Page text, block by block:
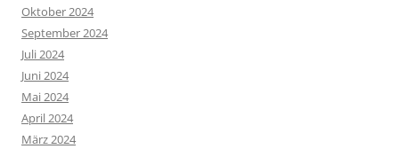
Oktober 2024
September 2024
Juli 2024
Juni 2024
Mai 2024
April 2024
März 2024